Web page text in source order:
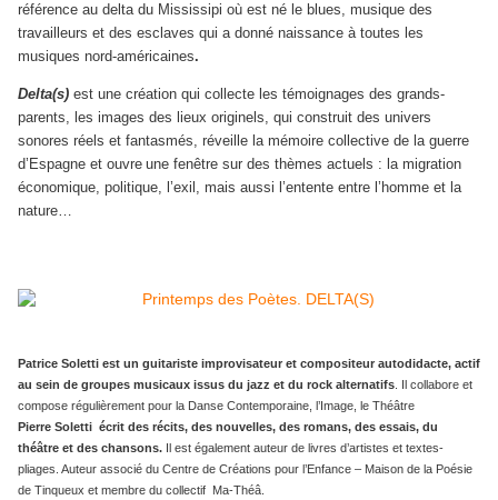
référence au delta du Mississipi où est né le blues, musique des
travailleurs et des esclaves qui a donné naissance à toutes les
musiques nord-américaines.
Delta(s) est une création qui collecte les témoignages des grands-
parents, les images des lieux originels, qui construit des univers
sonores réels et fantasmés, réveille la mémoire collective de la guerre
d’Espagne et ouvre une fenêtre sur des thèmes actuels : la migration
économique, politique, l’exil, mais aussi l’entente entre l’homme et la
nature…
Patrice Soletti est un guitariste improvisateur et compositeur autodidacte, actif
au sein de groupes musicaux issus du jazz et du rock alternatifs . Il collabore et
compose régulièrement pour la Danse Contemporaine, l’Image, le Théâtre
Pierre Soletti écrit des récits, des nouvelles, des romans, des essais, du
théâtre et des chansons. Il est également auteur de livres d’artistes et textes-
pliages. Auteur associé du Centre de Créations pour l’Enfance ‒ Maison de la Poésie
de Tinqueux et membre du collectif Ma-Théâ.